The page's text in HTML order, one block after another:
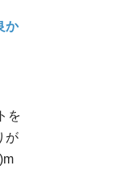
か
を
が